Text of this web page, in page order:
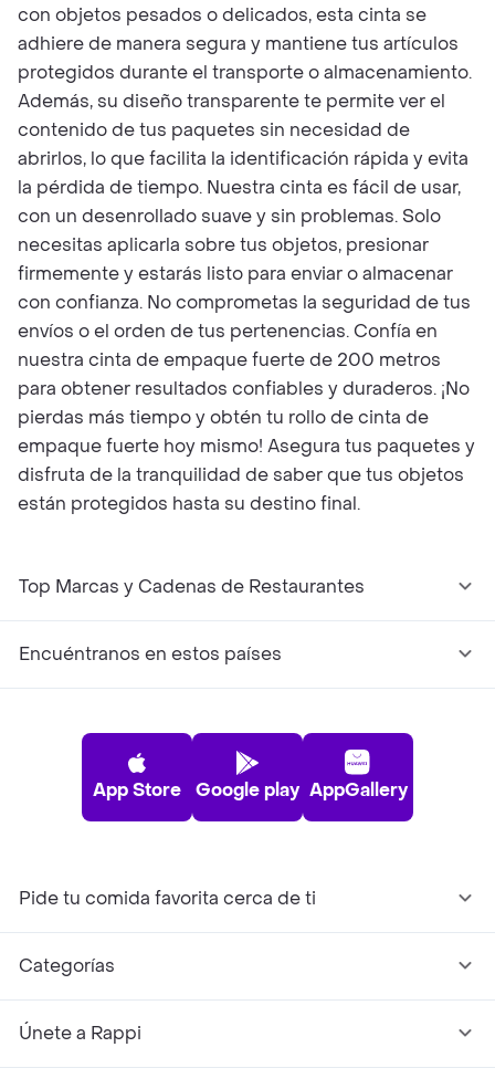
con objetos pesados o delicados, esta cinta se
adhiere de manera segura y mantiene tus artículos
protegidos durante el transporte o almacenamiento.
Además, su diseño transparente te permite ver el
contenido de tus paquetes sin necesidad de
abrirlos, lo que facilita la identificación rápida y evita
la pérdida de tiempo. Nuestra cinta es fácil de usar,
con un desenrollado suave y sin problemas. Solo
necesitas aplicarla sobre tus objetos, presionar
firmemente y estarás listo para enviar o almacenar
con confianza. No comprometas la seguridad de tus
envíos o el orden de tus pertenencias. Confía en
nuestra cinta de empaque fuerte de 200 metros
para obtener resultados confiables y duraderos. ¡No
pierdas más tiempo y obtén tu rollo de cinta de
empaque fuerte hoy mismo! Asegura tus paquetes y
disfruta de la tranquilidad de saber que tus objetos
están protegidos hasta su destino final.
Top Marcas y Cadenas de Restaurantes
Encuéntranos en estos países
App Store Google play AppGallery
Pide tu comida favorita cerca de ti
Categorías
Únete a Rappi